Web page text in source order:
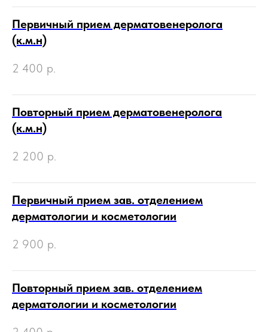
Первичный прием дерматовенеролога
(к.м.н)
2 400 р.
Повторный прием дерматовенеролога
(к.м.н)
2 200 р.
Первичный прием зав. отделением
дерматологии и косметологии
2 900 р.
Повторный прием зав. отделением
дерматологии и косметологии